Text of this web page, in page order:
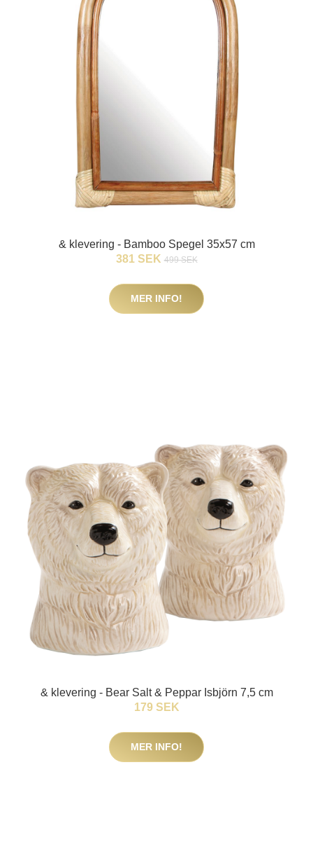
& klevering - Bamboo Spegel 35x57 cm
381 SEK 499 SEK
MER INFO!
& klevering - Bear Salt & Peppar Isbjörn 7,5 cm
179 SEK
MER INFO!